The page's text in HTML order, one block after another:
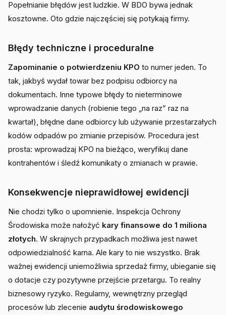
Popełnianie błędów jest ludzkie. W BDO bywa jednak
kosztowne. Oto gdzie najczęściej się potykają firmy.
Błędy techniczne i proceduralne
Zapominanie o potwierdzeniu KPO to numer jeden. To
tak, jakbyś wydał towar bez podpisu odbiorcy na
dokumentach. Inne typowe błędy to nieterminowe
wprowadzanie danych (robienie tego „na raz” raz na
kwartał), błędne dane odbiorcy lub używanie przestarzałych
kodów odpadów po zmianie przepisów. Procedura jest
prosta: wprowadzaj KPO na bieżąco, weryfikuj dane
kontrahentów i śledź komunikaty o zmianach w prawie.
Konsekwencje nieprawidłowej ewidencji
Nie chodzi tylko o upomnienie. Inspekcja Ochrony
Środowiska może nałożyć kary finansowe do 1 miliona
złotych. W skrajnych przypadkach możliwa jest nawet
odpowiedzialność karna. Ale kary to nie wszystko. Brak
ważnej ewidencji uniemożliwia sprzedaż firmy, ubieganie się
o dotacje czy pozytywne przejście przetargu. To realny
biznesowy ryzyko. Regularny, wewnętrzny przegląd
procesów lub zlecenie audytu środowiskowego